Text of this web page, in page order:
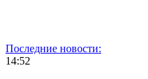
Последние новости:
14:52